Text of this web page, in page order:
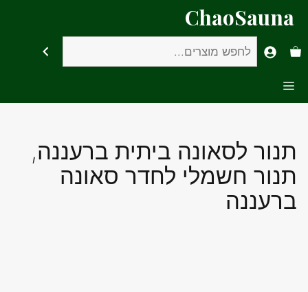
לתוכןChaoSauna
Menu
חיפוש
תנור לסאונה ביתית ברעננה,
תנור חשמלי לחדר סאונה
ברעננה